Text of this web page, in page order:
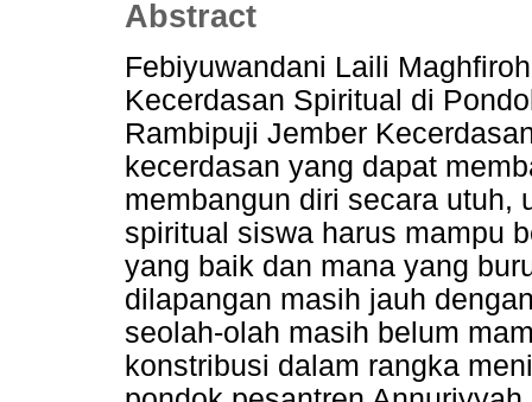
Abstract
Febiyuwandani Laili
Kecerdasan Spiritual di
Rambipuji Jember
kecerdasan yang dapat
membangun diri secara utuh,
spiritual siswa harus mampu
yang baik dan mana yang
dilapangan masih jauh
seolah-olah masih belum
konstribusi dalam rangka